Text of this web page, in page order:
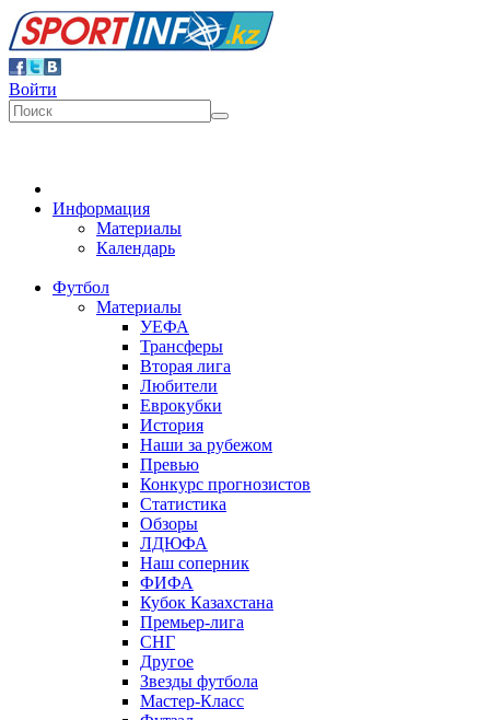
Войти
Информация
Материалы
Календарь
Футбол
Материалы
УЕФА
Трансферы
Вторая лига
Любители
Еврокубки
История
Наши за рубежом
Превью
Конкурс прогнозистов
Статистика
Обзоры
ЛДЮФА
Наш соперник
ФИФА
Кубок Казахстана
Премьер-лига
СНГ
Другое
Звезды футбола
Мастер-Класс